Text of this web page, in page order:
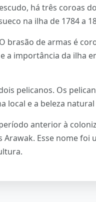
há três coroas
na ilha de 1784 a
O brasão de armas é
a importância da ilha
pelicanos. Os
local e a beleza
anterior à
Esse nome foi